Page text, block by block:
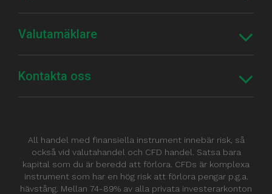
Valutamäklare
Kontakta oss
All handel med finansiella instrument innebär risk, så
också vid valutahandel och CFD handel. Satsa bara
kapital som du är beredd att förlora. CFDs är komplexa
instrument som har en hög risk att förlora pengar p.g.a.
hävstång. Mellan 74-89% av alla privata investerarkonton